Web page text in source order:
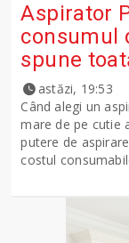
Aspirator
consumul
spune
astăzi, 19:53
Când alegi un
mare de pe cutie
putere de
costul